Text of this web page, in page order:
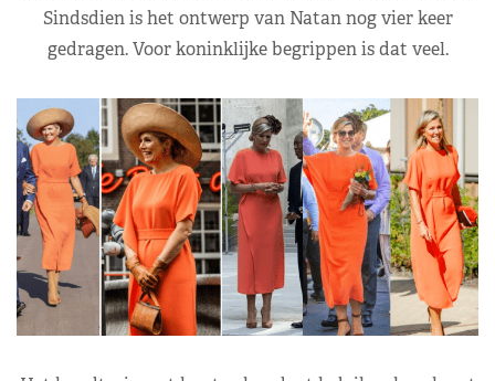
Sindsdien is het ontwerp van Natan nog vier keer
gedragen. Voor koninklijke begrippen is dat veel.